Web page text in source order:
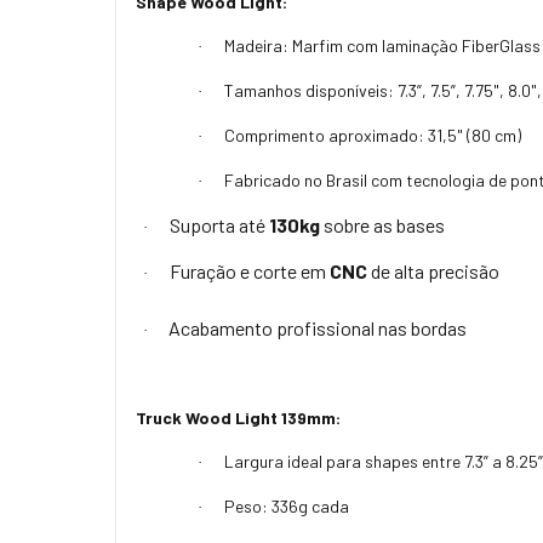
· Madeira: Marfim com laminação FiberGlass
· Tamanhos disponíveis: 7.3”, 7.5”, 7.75",
· Comprimento aproximado: 31,5" (80 cm)
· Fabricado no Brasil com tecnologia de
· Suporta até 130kg sobre as bases
· Furação e corte em CNCde alta precisão
· Acabamento profissional nas bordas
Truck Wood Light 139mm:
· Largura ideal para shapes entre 7.3” a 8.25”
· Peso: 336g cada